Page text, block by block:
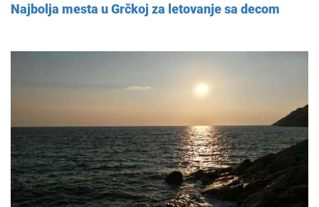
Najbolja mesta u Grčkoj za letovanje sa decom